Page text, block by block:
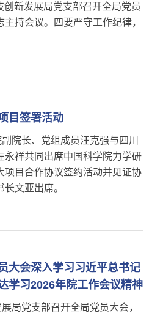
新发展局党支部召开全局党员
持会议。四要严守工作纪律，
目签署活动
院长、党组成员汪克强与四川
永祥共同出席中国科学院力学研
项目合作协议签约活动并见证协
文亚出席。
大会深入学习习近平总书记
学习2026年院工作会议精神
局党支部召开全局党员大会，